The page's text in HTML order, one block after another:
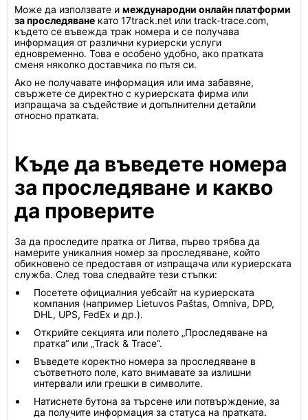
Може да използвате и международни онлайн платформи
за проследяване като 17track.net или track-trace.com,
където се въвежда трак номера и се получава
информация от различни куриерски услуги
едновременно. Това е особено удобно, ако пратката
сменя няколко доставчика по пътя си.
Ако не получавате информация или има забавяне,
свържете се директно с куриерската фирма или
изпращача за съдействие и допълнителни детайли
относно пратката.
Къде да въведете номера
за проследяване и какво
да проверите
За да проследите пратка от Литва, първо трябва да
намерите уникалния номер за проследяване, който
обикновено се предоставя от изпращача или куриерската
служба. След това следвайте тези стъпки:
Посетете официалния уебсайт на куриерската
компания (например Lietuvos Paštas, Omniva, DPD,
DHL, UPS, FedEx и др.).
Открийте секцията или полето „Проследяване на
пратка“ или „Track & Trace“.
Въведете коректно номера за проследяване в
съответното поле, като внимавате за излишни
интервали или грешки в символите.
Натиснете бутона за търсене или потвърждение, за
да получите информация за статуса на пратката.